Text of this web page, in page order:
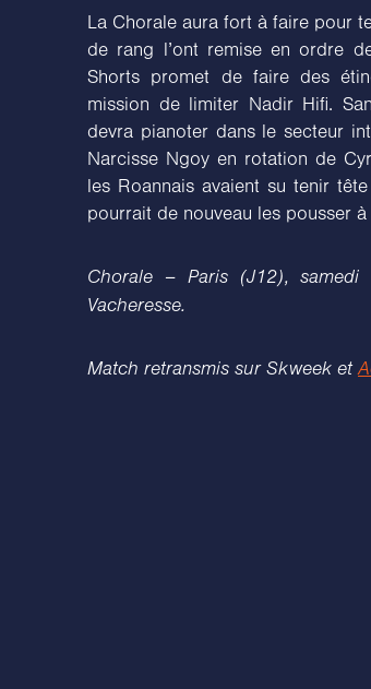
La Chorale aura fort à faire pour
de rang l’ont remise en ordre
Shorts promet de faire des
mission de limiter Nadir Hifi.
devra pianoter dans le secteur
Narcisse Ngoy en rotation de
les Roannais avaient su tenir
pourrait de nouveau les pousser
Chorale – Paris (J12),
Vacheresse.
Match retransmis sur Skweek et